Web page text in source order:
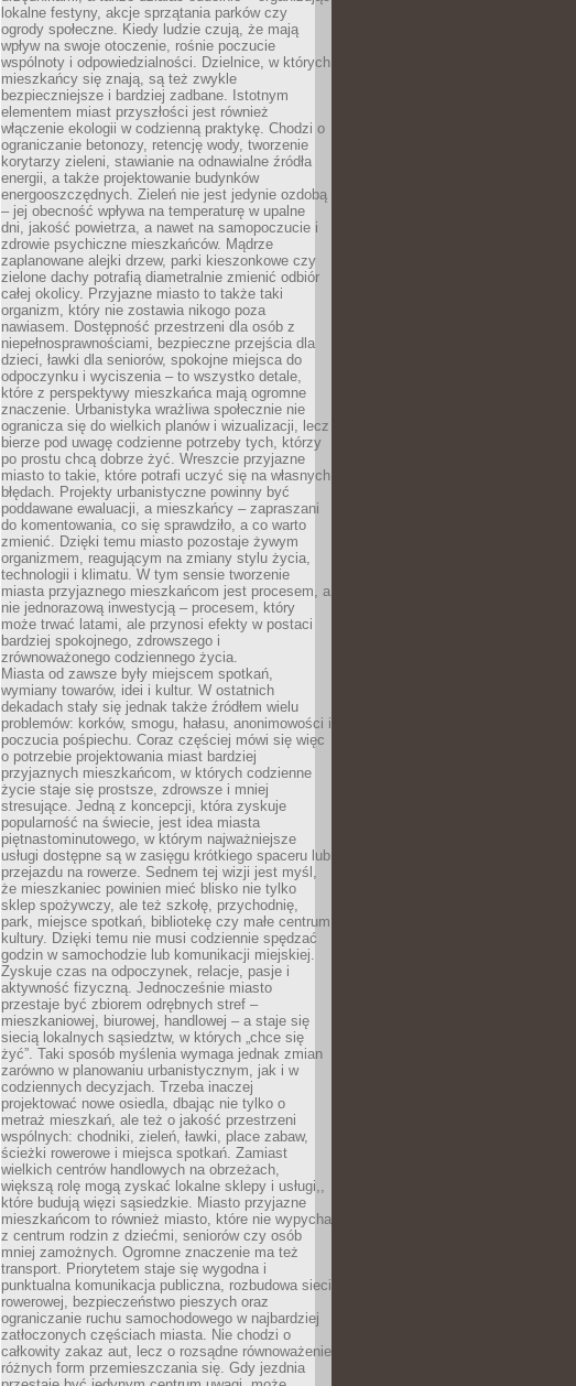
lokalne festyny, akcje sprzątania parków czy
ogrody społeczne. Kiedy ludzie czują, że mają
wpływ na swoje otoczenie, rośnie poczucie
wspólnoty i odpowiedzialności. Dzielnice, w których
mieszkańcy się znają, są też zwykle
bezpieczniejsze i bardziej zadbane. Istotnym
elementem miast przyszłości jest również
włączenie ekologii w codzienną praktykę. Chodzi o
ograniczanie betonozy, retencję wody, tworzenie
korytarzy zieleni, stawianie na odnawialne źródła
energii, a także projektowanie budynków
energooszczędnych. Zieleń nie jest jedynie ozdobą
– jej obecność wpływa na temperaturę w upalne
dni, jakość powietrza, a nawet na samopoczucie i
zdrowie psychiczne mieszkańców. Mądrze
zaplanowane alejki drzew, parki kieszonkowe czy
zielone dachy potrafią diametralnie zmienić odbiór
całej okolicy. Przyjazne miasto to także taki
organizm, który nie zostawia nikogo poza
nawiasem. Dostępność przestrzeni dla osób z
niepełnosprawnościami, bezpieczne przejścia dla
dzieci, ławki dla seniorów, spokojne miejsca do
odpoczynku i wyciszenia – to wszystko detale,
które z perspektywy mieszkańca mają ogromne
znaczenie. Urbanistyka wrażliwa społecznie nie
ogranicza się do wielkich planów i wizualizacji, lecz
bierze pod uwagę codzienne potrzeby tych, którzy
po prostu chcą dobrze żyć. Wreszcie przyjazne
miasto to takie, które potrafi uczyć się na własnych
błędach. Projekty urbanistyczne powinny być
poddawane ewaluacji, a mieszkańcy – zapraszani
do komentowania, co się sprawdziło, a co warto
zmienić. Dzięki temu miasto pozostaje żywym
organizmem, reagującym na zmiany stylu życia,
technologii i klimatu. W tym sensie tworzenie
miasta przyjaznego mieszkańcom jest procesem, a
nie jednorazową inwestycją – procesem, który
może trwać latami, ale przynosi efekty w postaci
bardziej spokojnego, zdrowszego i
zrównoważonego codziennego życia.
Miasta od zawsze były miejscem spotkań,
wymiany towarów, idei i kultur. W ostatnich
dekadach stały się jednak także źródłem wielu
problemów: korków, smogu, hałasu, anonimowości i
poczucia pośpiechu. Coraz częściej mówi się więc
o potrzebie projektowania miast bardziej
przyjaznych mieszkańcom, w których codzienne
życie staje się prostsze, zdrowsze i mniej
stresujące. Jedną z koncepcji, która zyskuje
popularność na świecie, jest idea miasta
piętnastominutowego, w którym najważniejsze
usługi dostępne są w zasięgu krótkiego spaceru lub
przejazdu na rowerze. Sednem tej wizji jest myśl,
że mieszkaniec powinien mieć blisko nie tylko
sklep spożywczy, ale też szkołę, przychodnię,
park, miejsce spotkań, bibliotekę czy małe centrum
kultury. Dzięki temu nie musi codziennie spędzać
godzin w samochodzie lub komunikacji miejskiej.
Zyskuje czas na odpoczynek, relacje, pasje i
aktywność fizyczną. Jednocześnie miasto
przestaje być zbiorem odrębnych stref –
mieszkaniowej, biurowej, handlowej – a staje się
siecią lokalnych sąsiedztw, w których „chce się
żyć”. Taki sposób myślenia wymaga jednak zmian
zarówno w planowaniu urbanistycznym, jak i w
codziennych decyzjach. Trzeba inaczej
projektować nowe osiedla, dbając nie tylko o
metraż mieszkań, ale też o jakość przestrzeni
wspólnych: chodniki, zieleń, ławki, place zabaw,
ścieżki rowerowe i miejsca spotkań. Zamiast
wielkich centrów handlowych na obrzeżach,
większą rolę mogą zyskać lokalne sklepy i usługi,,
które budują więzi sąsiedzkie. Miasto przyjazne
mieszkańcom to również miasto, które nie wypycha
z centrum rodzin z dziećmi, seniorów czy osób
mniej zamożnych. Ogromne znaczenie ma też
transport. Priorytetem staje się wygodna i
punktualna komunikacja publiczna, rozbudowa sieci
rowerowej, bezpieczeństwo pieszych oraz
ograniczanie ruchu samochodowego w najbardziej
zatłoczonych częściach miasta. Nie chodzi o
całkowity zakaz aut, lecz o rozsądne równoważenie
różnych form przemieszczania się. Gdy jezdnia